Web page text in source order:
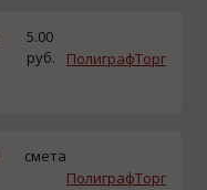
5.00
руб.
ПолиграфТорг
смета
ПолиграфТорг